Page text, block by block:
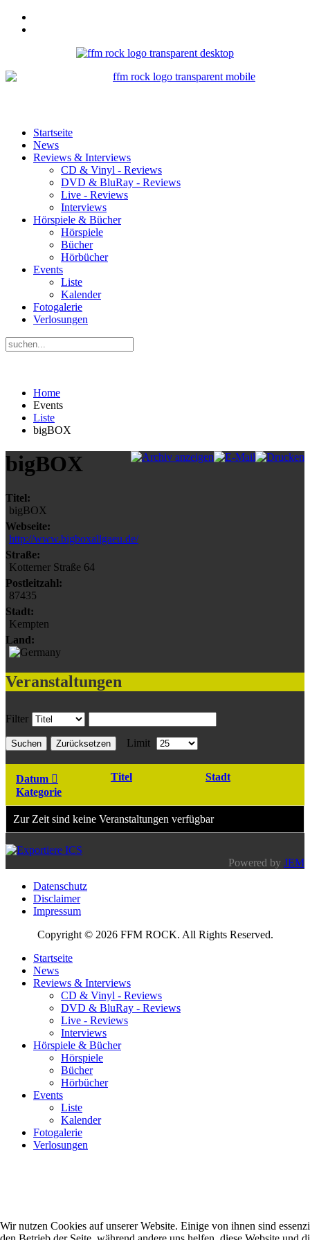
Startseite
News
Reviews & Interviews
CD & Vinyl - Reviews
DVD & BluRay - Reviews
Live - Reviews
Interviews
Hörspiele & Bücher
Hörspiele
Bücher
Hörbücher
Events
Liste
Kalender
Fotogalerie
Verlosungen
Home
Events
Liste
bigBOX
bigBOX
Titel:
bigBOX
Webseite:
http://www.bigboxallgaeu.de/
Straße:
Kotterner Straße 64
Postleitzahl:
87435
Stadt:
Kempten
Land:
Veranstaltungen
Filter
Suchen Zurücksetzen Limit
Datum Titel
Stadt
Kategorie
Zur Zeit sind keine Veranstaltungen verfügbar
Powered by JEM
Datenschutz
Disclaimer
Impressum
Copyright © 2026 FFM ROCK. All Rights Reserved.
Startseite
News
Reviews & Interviews
CD & Vinyl - Reviews
DVD & BluRay - Reviews
Live - Reviews
Interviews
Hörspiele & Bücher
Hörspiele
Bücher
Hörbücher
Events
Liste
Kalender
Fotogalerie
Verlosungen
Wir nutzen Cookies auf unserer Website. Einige von ihnen sind